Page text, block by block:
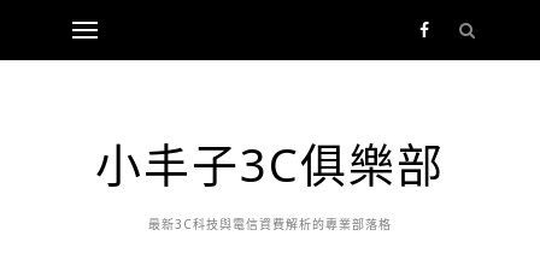
小丰子3C俱樂部
最新3C科技與電信資費解析的專業部落格